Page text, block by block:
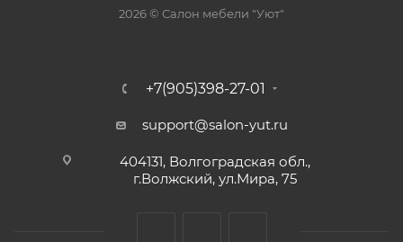
2026 © Салон мебели "Уют"
+7(905)398-27-01
support@salon-yut.ru
404131, Волгоградская обл.,
г.Волжский, ул.Мира, 75